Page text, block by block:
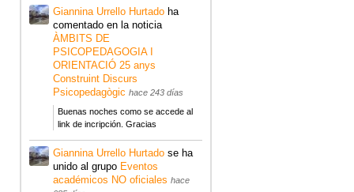
Giannina Urrello Hurtado ha
comentado en la noticia
ÀMBITS DE
PSICOPEDAGOGIA I
ORIENTACIÓ 25 anys
Construint Discurs
Psicopedagògic hace 243 días
Buenas noches como se accede al
link de incripción. Gracias
Giannina Urrello Hurtado se ha
unido al grupo Eventos
académicos NO oficiales hace